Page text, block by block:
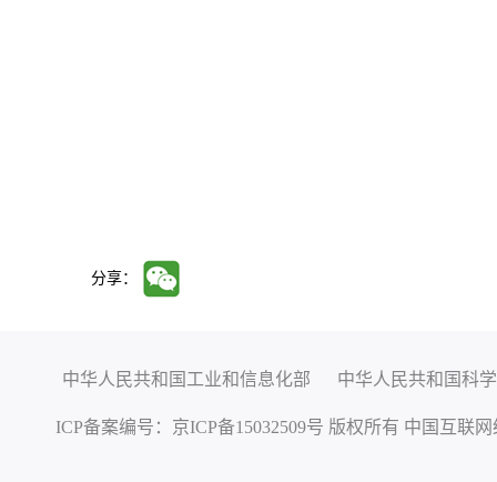
分享：
中华人民共和国工业和信息化部 中华人民共和国科
ICP备案编号： 京ICP备15032509号 版权所有 中国互联